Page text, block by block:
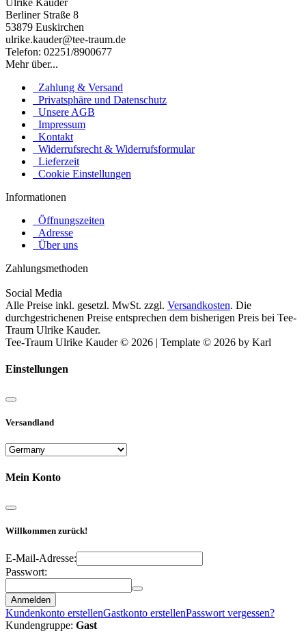
Berliner Straße 8
53879 Euskirchen
ulrike.kauder@tee-traum.de
Telefon: 02251/8900677
Mehr über...
Zahlung & Versand
Privatsphäre und Datenschutz
Unsere AGB
Impressum
Kontakt
Widerrufsrecht & Widerrufsformular
Lieferzeit
Cookie Einstellungen
Informationen
Öffnungszeiten
Adresse
Über uns
Zahlungsmethoden
Social Media
Alle Preise inkl. gesetzl. MwSt. zzgl. Versandkosten. Die
durchgestrichenen Preise entsprechen dem bisherigen Preis bei Tee-
Traum Ulrike Kauder.
Tee-Traum Ulrike Kauder © 2026 | Template © 2026 by Karl
Einstellungen
Versandland
Mein Konto
Willkommen zurück!
E-Mail-Adresse:
Passwort:
Anmelden
Kundenkonto erstellenGastkonto erstellenPasswort vergessen?
Kundengruppe: Gast